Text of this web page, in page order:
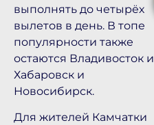
выполнять до четырёх
вылетов в день. В топе
популярности также
остаются Владивосток и
Хабаровск и
Новосибирск.
Для жителей Камчатки